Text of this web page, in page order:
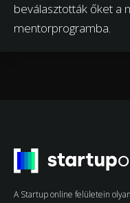
beválasztották őket a
mentorprogramba.
A Startup online felületein